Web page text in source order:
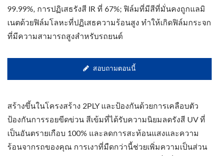
99.99%, การปฏิเสธรังสี IR ที่ 67%; ฟิล์มที่มีสีที่มั่นคงถูกแลมิ
เนตด้วยฟิล์มโลหะที่ปฏิเสธความร้อนสูง ทำให้เกิดฟิล์มกระจก
ที่มีความสามารถสูงสำหรับรถยนต์
สอบถามตอนนี้
สร้างขึ้นในโครงสร้าง 2PLY และป้องกันด้วยการเคลือบตัว
ป้องกันการรอยขีดข่วน สีเข้มที่ได้รับความนิยมลดรังสี UV ที่
เป็นอันตรายเกือบ 100% และลดการสะท้อนแสงและความ
ร้อนจากรถของคุณ การเงาที่มืดกว่านี้ช่วยเพิ่มความเป็นส่วน